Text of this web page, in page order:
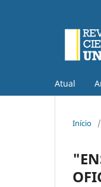
Atual
Início /